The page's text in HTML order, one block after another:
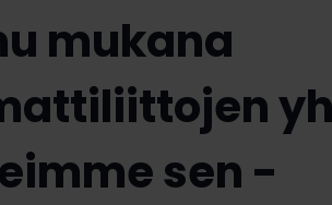
mukana
sen -